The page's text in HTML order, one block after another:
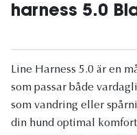
harness 5.0
Line Harness 5.0 är en
som passar både
som vandring eller
din hund optimal